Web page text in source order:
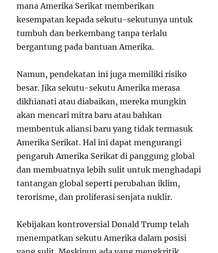
mana Amerika Serikat memberikan
kesempatan kepada sekutu-sekutunya untuk
tumbuh dan berkembang tanpa terlalu
bergantung pada bantuan Amerika.
Namun, pendekatan ini juga memiliki risiko
besar. Jika sekutu-sekutu Amerika merasa
dikhianati atau diabaikan, mereka mungkin
akan mencari mitra baru atau bahkan
membentuk aliansi baru yang tidak termasuk
Amerika Serikat. Hal ini dapat mengurangi
pengaruh Amerika Serikat di panggung global
dan membuatnya lebih sulit untuk menghadapi
tantangan global seperti perubahan iklim,
terorisme, dan proliferasi senjata nuklir.
Kebijakan kontroversial Donald Trump telah
menempatkan sekutu Amerika dalam posisi